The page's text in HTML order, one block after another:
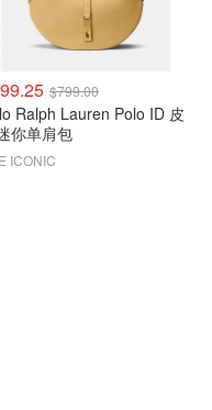
$799.00
Ralph Lauren Polo ID 皮
你单肩包
ICONIC